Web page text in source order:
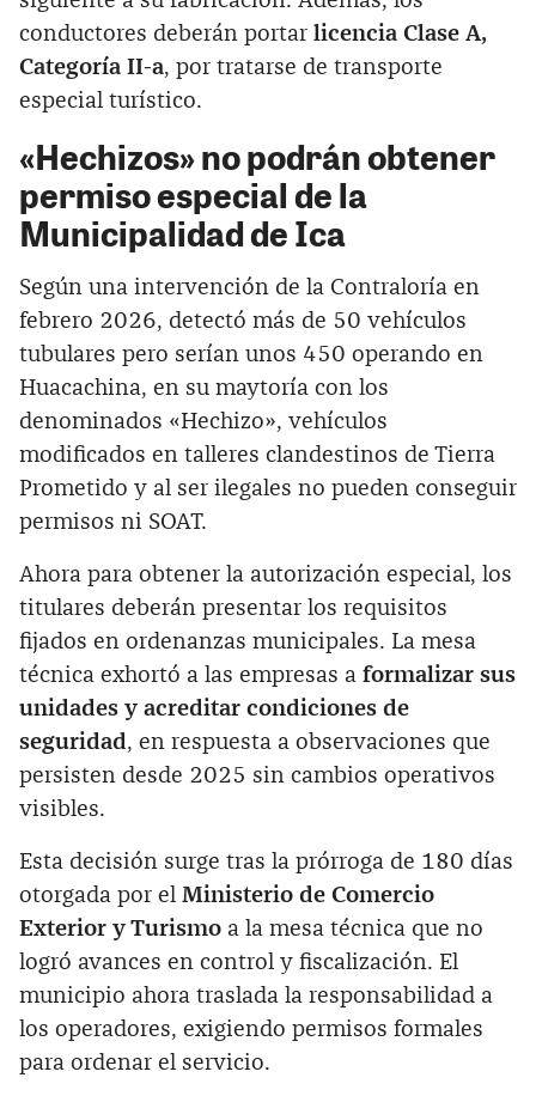
conductores deberán portar licencia Clase A,
Categoría II-a, por tratarse de transporte
especial turístico.
«Hechizos» no podrán obtener
permiso especial de la
Municipalidad de Ica
Según una intervención de la Contraloría en
febrero 2026, detectó más de 50 vehículos
tubulares pero serían unos 450 operando en
Huacachina, en su maytoría con los
denominados «Hechizo», vehículos
modificados en talleres clandestinos de Tierra
Prometido y al ser ilegales no pueden conseguir
permisos ni SOAT.
Ahora para obtener la autorización especial, los
titulares deberán presentar los requisitos
fijados en ordenanzas municipales. La mesa
técnica exhortó a las empresas a formalizar sus
unidades y acreditar condiciones de
seguridad, en respuesta a observaciones que
persisten desde 2025 sin cambios operativos
visibles.
Esta decisión surge tras la prórroga de 180 días
otorgada por el Ministerio de Comercio
Exterior y Turismo a la mesa técnica que no
logró avances en control y fiscalización. El
municipio ahora traslada la responsabilidad a
los operadores, exigiendo permisos formales
para ordenar el servicio.